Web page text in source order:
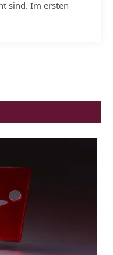
sind. Im ersten